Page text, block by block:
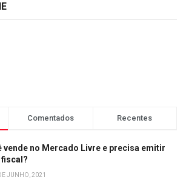
Comentados Recentes
vende no Mercado Livre e precisa emitir
JUNHO, 2021